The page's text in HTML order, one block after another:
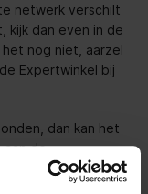
netwerk verschilt
kijk dan even in de
nog niet, aarzel
Expertwinkel bij
dan kan het
de
op de tijd te
klik je